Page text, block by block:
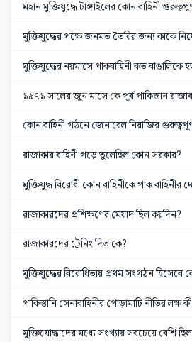
মহান মুক্তিযুদ্ধে টাঙ্গাইলের কোন বাহিনী
মুক্তিযুদ্ধের পক্ষে জনমত তৈরির জন্য কাকে
মুক্তিযুদ্ধের নয়মাসে পাকবাহিনী কত বাঙালিকে
১৯৭১ সালের জুন মাসে কে পূর্ব পাকিস্তান
কোন বাহিনী গঠনে জেনারেল নিয়াজির
রাজাকার বাহিনী গড়ে তুলেছিল কোন সরকার?
মুক্তিযুদ্ধ বিরোধী কোন বাহিনীকে পাক বাহিনীর
রাজাকারদের প্রশিক্ষণের মেয়াদ ছিল কয়দিন?
রাজাকারদের ট্রেনিং দিত কে?
মুক্তিযুদ্ধের বিরোধিতায় প্রথম সংগঠন হিসেবে
পাকিস্তানি সেনাবাহিনীর পোড়ামাটি নীতির লক্ষ
মুক্তিযোদ্ধাদের মধ্যে সংখ্যায় সবচেয়ে বেশি ছিল